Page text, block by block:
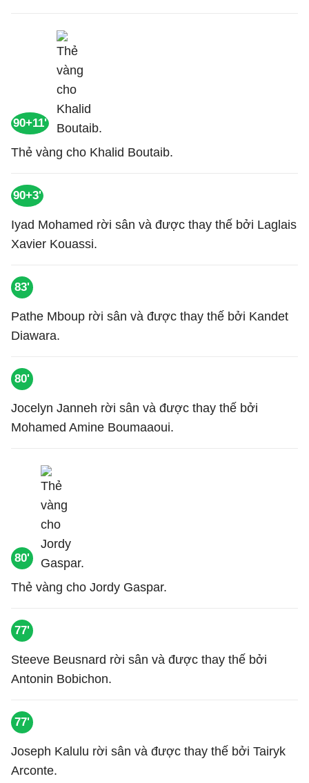
90+11'
Thẻ vàng cho Khalid Boutaib.
90+3'
Iyad Mohamed rời sân và được thay thế bởi Laglais
Xavier Kouassi.
83'
Pathe Mboup rời sân và được thay thế bởi Kandet
Diawara.
80'
Jocelyn Janneh rời sân và được thay thế bởi
Mohamed Amine Boumaaoui.
80'
Thẻ vàng cho Jordy Gaspar.
77'
Steeve Beusnard rời sân và được thay thế bởi
Antonin Bobichon.
77'
Joseph Kalulu rời sân và được thay thế bởi Tairyk
Arconte.